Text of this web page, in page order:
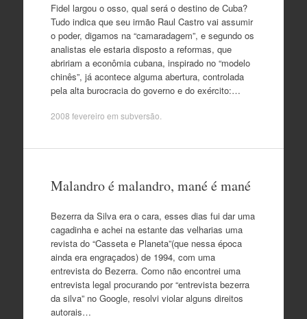
Fidel largou o osso, qual será o destino de Cuba?
Tudo indica que seu irmão Raul Castro vai assumir
o poder, digamos na “camaradagem”, e segundo os
analistas ele estaria disposto a reformas, que
abririam a econômia cubana, inspirado no “modelo
chinês”, já acontece alguma abertura, controlada
pela alta burocracia do governo e do exército:…
2008 fevereiro em subversão
Malandro é malandro, mané é mané
Bezerra da Silva era o cara, esses dias fui dar uma
cagadinha e achei na estante das velharias uma
revista do “Casseta e Planeta”(que nessa época
ainda era engraçados) de 1994, com uma
entrevista do Bezerra. Como não encontrei uma
entrevista legal procurando por “entrevista bezerra
da silva” no Google, resolvi violar alguns direitos
autorais…